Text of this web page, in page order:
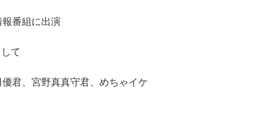
番組に出演
て
君、宮野真真守君、めちゃイケ